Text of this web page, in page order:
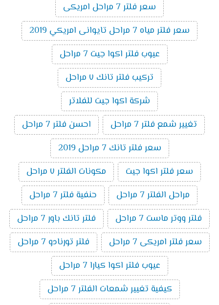
سعر فلتر 7 مراحل امريكى
سعر فلتر مياه 7 مراحل تايوانى امريكي 2019
عيوب فلتر اكوا جيت 7 مراحل
تركيب فلتر تانك ٧ مراحل
شركة اكوا جيت للفلاتر
تغيير شمع فلتر 7 مراحل
احسن فلتر 7 مراحل
سعر فلتر تانك 7 مراحل 2019
سعر فلتر اكوا جيت
مكونات الفلتر ٧ مراحل
مراحل الفلتر 7 مراحل
حنفية فلتر 7 مراحل
فلتر ووتر ماست 7 مراحل
فلتر تانك باور 7 مراحل
سعر فلتر امريكى 7 مراحل
فلتر تورنادو 7 مراحل
عيوب فلتر اكوا كيارا 7 مراحل
كيفية تغيير شمعات الفلتر 7 مراحل